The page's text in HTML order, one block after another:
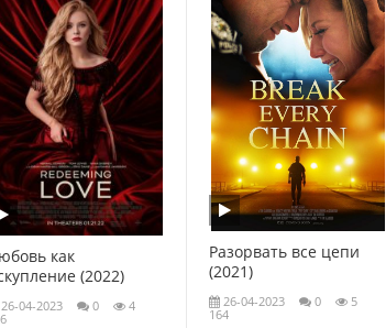
как
(2022)
26-04-2023 0
4
Разорвать все цепи
(2021)
26-04-2023 0
5
164